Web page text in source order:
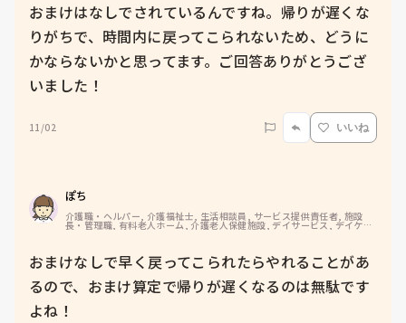
おまけはなしでされているんですね。帰りが遅くな
りがちで、時間内に戻ってこられないため、どうに
かならないかと思ってます。ご回答ありがとうござ
いました！
11/02 いいね
ぽち
介護職・ヘルパー, 介護福祉士, 生活相談員, サービス提供責任者, 施設
長・管理職, 有料老人ホーム, 介護老人保健施設, デイサービス, デイケ
ア・通所リハ, 訪問介護, 介護事務, ユニット型特養, 障害福祉関連, 小規
おまけなしで早く戻ってこられたらやれることがあ
るので、おまけ算定で帰りが遅くなるのは無駄です